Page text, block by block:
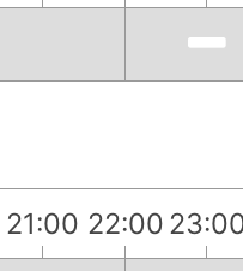
21:00 22:00